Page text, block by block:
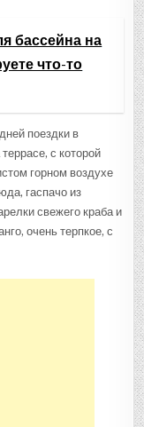
бассейна на
что-то
поездки в
с которой
горном воздухе
гаспачо из
свежего краба и
очень терпкое, с